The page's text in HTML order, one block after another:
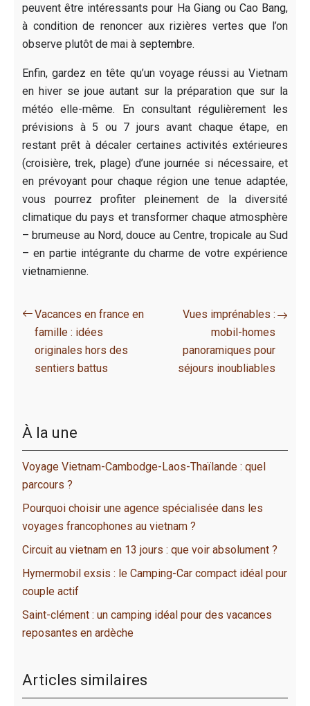
peuvent être intéressants pour Ha Giang ou Cao Bang,
à condition de renoncer aux rizières vertes que l’on
observe plutôt de mai à septembre.
Enfin, gardez en tête qu’un voyage réussi au Vietnam
en hiver se joue autant sur la préparation que sur la
météo elle-même. En consultant régulièrement les
prévisions à 5 ou 7 jours avant chaque étape, en
restant prêt à décaler certaines activités extérieures
(croisière, trek, plage) d’une journée si nécessaire, et
en prévoyant pour chaque région une tenue adaptée,
vous pourrez profiter pleinement de la diversité
climatique du pays et transformer chaque atmosphère
– brumeuse au Nord, douce au Centre, tropicale au Sud
– en partie intégrante du charme de votre expérience
vietnamienne.
Vacances en france en
famille : idées
originales hors des
sentiers battus
Vues imprénables :
mobil-homes
panoramiques pour
séjours inoubliables
À la une
Voyage Vietnam-Cambodge-Laos-Thaïlande : quel
parcours ?
Pourquoi choisir une agence spécialisée dans les
voyages francophones au vietnam ?
Circuit au vietnam en 13 jours : que voir absolument ?
Hymermobil exsis : le Camping-Car compact idéal pour
couple actif
Saint-clément : un camping idéal pour des vacances
reposantes en ardèche
Articles similaires